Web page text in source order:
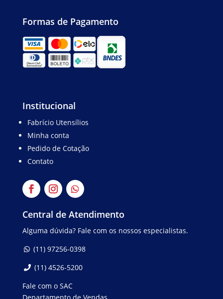
Formas de Pagamento
Institucional
Fabrício Utensílios
Minha conta
Pedido de Cotação
Contato
Central de Atendimento
Alguma dúvida? Fale com os nossos especialistas.
(11) 97256-0398
(11) 4526-5200
Fale com o SAC